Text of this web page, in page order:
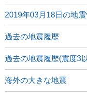
2019年03月18日の地震
過去の地震履歴
過去の地震履歴(震度3
海外の大きな地震